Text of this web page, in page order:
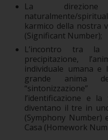
La
naturalmente/
karmico della nostra
(Significant Number);
L’incontro tra la
precipitazione,
individuale umana e
grande anima
l’identificazione e
diventano il tre in
(Symphony Number)
Casa (Homework